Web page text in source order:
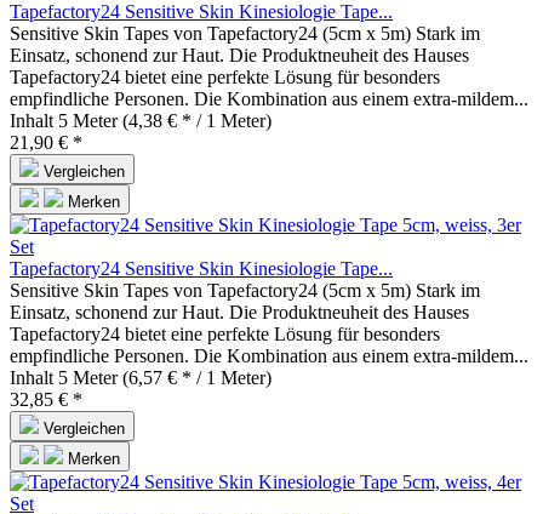
Tapefactory24 Sensitive Skin Kinesiologie Tape...
Sensitive Skin Tapes von Tapefactory24 (5cm x 5m) Stark im
Einsatz, schonend zur Haut. Die Produktneuheit des Hauses
Tapefactory24 bietet eine perfekte Lösung für besonders
empfindliche Personen. Die Kombination aus einem extra-mildem...
Inhalt 5 Meter(4,38 € * / 1 Meter)
21,90 € *
Vergleichen
Merken
Tapefactory24 Sensitive Skin Kinesiologie Tape...
Sensitive Skin Tapes von Tapefactory24 (5cm x 5m) Stark im
Einsatz, schonend zur Haut. Die Produktneuheit des Hauses
Tapefactory24 bietet eine perfekte Lösung für besonders
empfindliche Personen. Die Kombination aus einem extra-mildem...
Inhalt 5 Meter(6,57 € * / 1 Meter)
32,85 € *
Vergleichen
Merken